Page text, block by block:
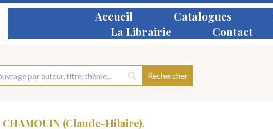
Accueil Catalogues
La Librairie
Contact
CHAMOUIN (Claude-Hilaire).